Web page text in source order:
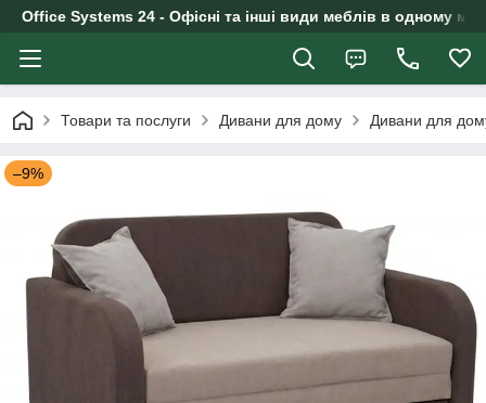
Office Systems 24 - Офісні та інші види меблів в одному
Товари та послуги Дивани для дому Дивани для
–9%